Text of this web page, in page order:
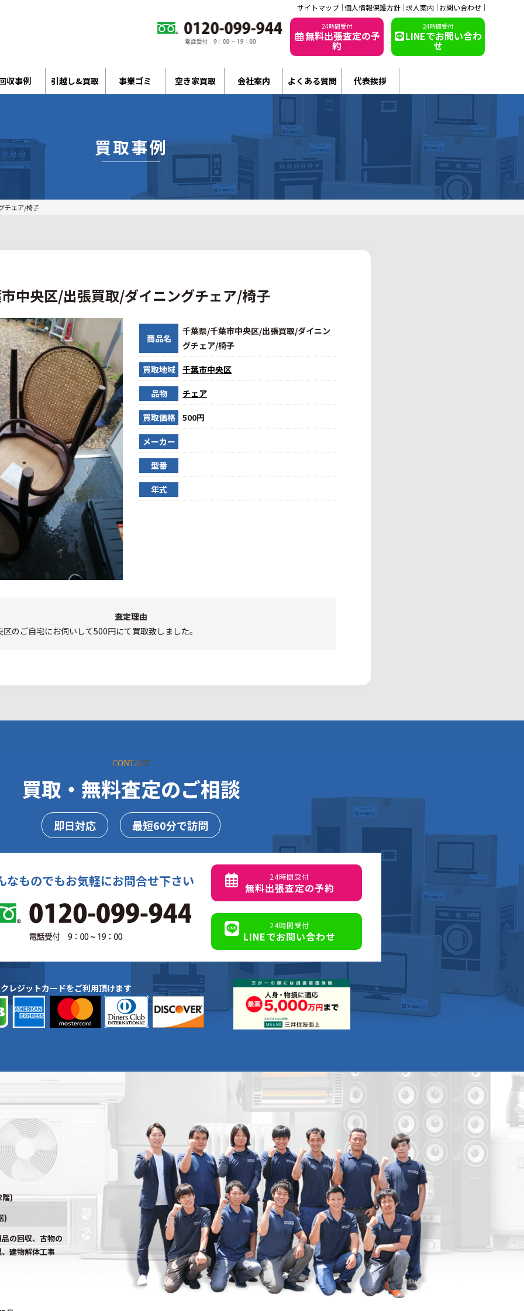
サイトマップ 個人情報保護方針 求人案内 お問い合わせ
24時間受付
無料出張査定の予
約
24時間受付
LINEでお問い合わ
せ
収事例 引越し&買取 事業ゴミ 空き家買取 会社案内 よくある質問 代表挨拶
買取事例
チェア/椅子
中央区/出張買取/ダイニングチェア/椅子
商品名
千葉県/千葉市中央区/出張買取/ダイニン
グチェア/椅子
買取地域 千葉市中央区
品物 チェア
買取価格 500円
メーカー
型番
年式
査定理由
のご自宅にお伺いして500円にて買取致しました。
CONTACT
買取・無料査定のご相談
即日対応 最短60分で訪問
なものでもお気軽にお問合せ下さい 24時間受付
無料出張査定の予約
24時間受付
LINEでお問い合わせ
レジットカードをご利用頂けます
)
)
の回収、古物の
建物解体工事